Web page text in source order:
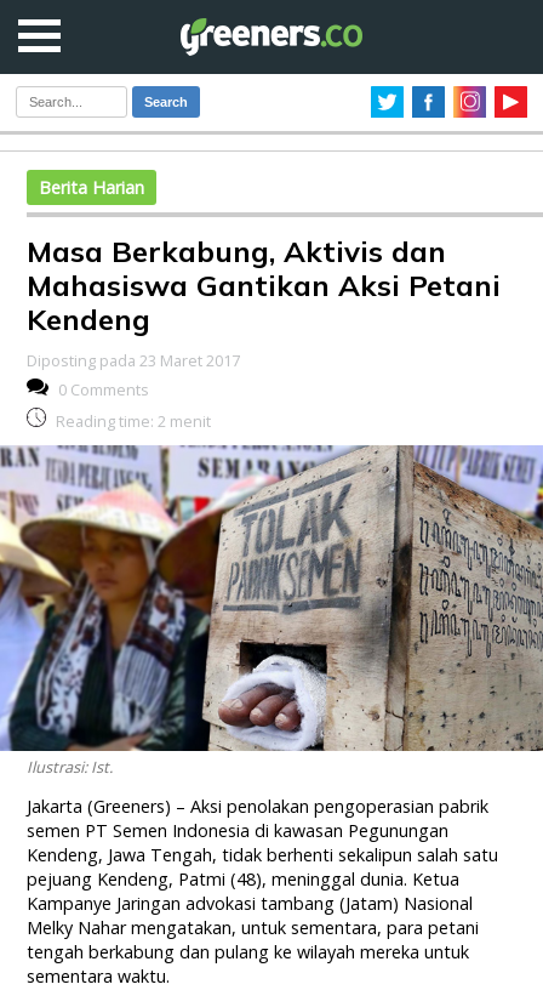
Search
Berita Harian
Masa Berkabung, Aktivis dan
Mahasiswa Gantikan Aksi Petani
Kendeng
Diposting pada 23 Maret 2017
0 Comments
Reading time: 2 menit
Ilustrasi: Ist.
Jakarta (Greeners) – Aksi penolakan pengoperasian pabrik
semen PT Semen Indonesia di kawasan Pegunungan
Kendeng, Jawa Tengah, tidak berhenti sekalipun salah satu
pejuang Kendeng, Patmi (48), meninggal dunia. Ketua
Kampanye Jaringan advokasi tambang (Jatam) Nasional
Melky Nahar mengatakan, untuk sementara, para petani
tengah berkabung dan pulang ke wilayah mereka untuk
sementara waktu.